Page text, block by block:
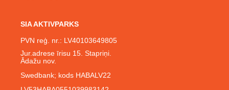
SIA AKTIVPARKS
PVN reģ. nr.: LV40103649805
Jur.adrese īrisu 15. Stapriņi.
Ādažu nov.
Swedbank; kods HABALV22